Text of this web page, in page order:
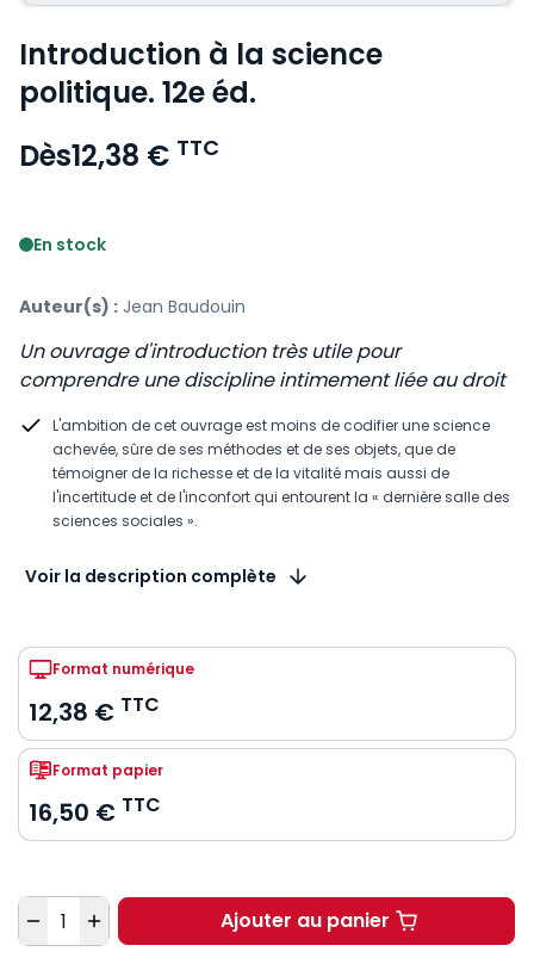
Introduction à la science
politique. 12e éd.
Dès12,38 € TTC
En stock
Auteur(s) : Jean Baudouin
Un ouvrage d'introduction très utile pour
comprendre une discipline intimement liée au droit
L'ambition de cet ouvrage est moins de codifier une science
achevée, sûre de ses méthodes et de ses objets, que de
témoigner de la richesse et de la vitalité mais aussi de
l'incertitude et de l'inconfort qui entourent la « dernière salle des
sciences sociales ».
Voir la description complète
Format numérique
12,38 € TTC
Format papier
16,50 € TTC
Quantité Ajouter au panierIntroduction à la